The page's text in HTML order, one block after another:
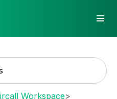
Workspace>